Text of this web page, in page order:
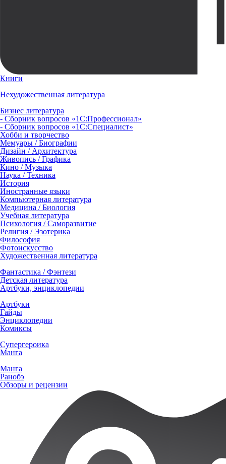
Книги
Нехудожественная литература
Бизнес литература
- Сборник вопросов «1С:Профессионал»
- Сборник вопросов «1С:Специалист»
Хобби и творчество
Мемуары / Биографии
Дизайн / Архитектура
Живопись / Графика
Кино / Музыка
Наука / Техника
История
Иностранные языки
Компьютерная литература
Медицина / Биология
Учебная литература
Психология / Саморазвитие
Религия / Эзотерика
Философия
Фотоискусство
Художественная литература
Фантастика / Фэнтези
Детская литература
Артбуки, энциклопедии
Артбуки
Гайды
Энциклопедии
Комиксы
Супергероика
Манга
Манга
Ранобэ
Обзоры и рецензии